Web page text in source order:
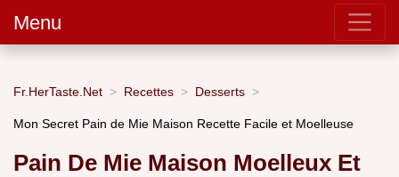
Menu
Fr.HerTaste.Net Recettes Desserts
Mon Secret Pain de Mie Maison Recette Facile et Moelleuse
Pain De Mie Maison Moelleux Et